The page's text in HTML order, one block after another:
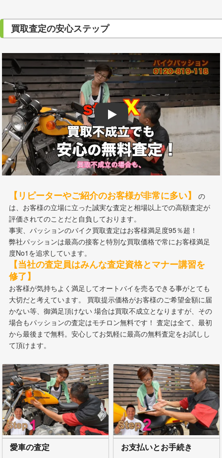
買取査定の安心ステップ
Play
【リピーターやご紹介のお客様が非常に多い】
は、お客様の立場に立った誠実な査定と相場以上での高額査定が
評価されてのことだと自負しております。
事実、パッションのバイク買取査定はお客様満足度95％超！
弊社パッションは最高の接客と特別な買取価格で常にお客様満足
度No1を追求しています。
【当社の査定員はみんな査定資格とマナー講習を
修了】
お客様が気持ちよく満足してオートバイを売るできる事がとても
大切だと考えています。 買取提示価格がお客様のご希望金額に届
かない等、御満足頂けない 場合は買取不成立となりますが、その
場合もパッションの査定はモチロン無料です！ 査定は全て、最初
から最後まで無料。安心してお気軽に最高の無料査定をお試しし
て頂けます。
愛車の査定 お支払いとお手続き